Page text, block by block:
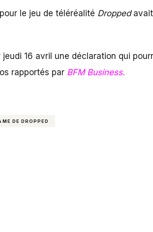
le jeu de téléréalité Droppedavait
16 avril une déclaration qui
rapportés par BFM Business.
DE DROPPED